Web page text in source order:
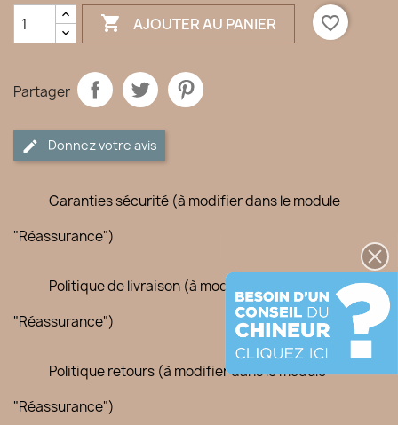
 AJOUTER AU PANIER favorite_border
Partager
Donnez votre avis
Garanties sécurité (à modifier dans le module
"Réassurance")
Politique de livraison (à modifier dans le module
"Réassurance")
Politique retours (à modifier dans le module
"Réassurance")